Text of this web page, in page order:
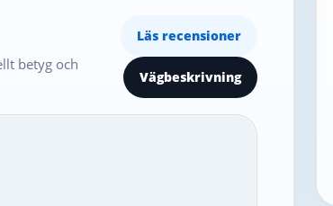
betyg och
Läs recensioner
Vägbeskrivning